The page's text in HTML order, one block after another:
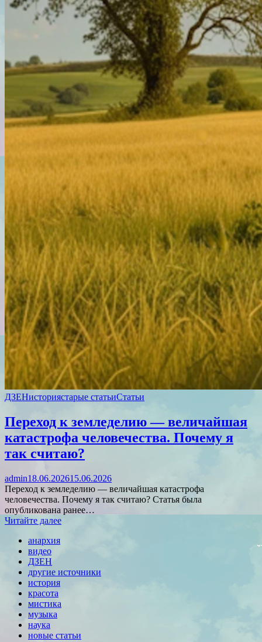
ДЗЕНисториястарые статьиСтатьи
Переход к земледелию — величайшая
катастрофа человечества. Почему я
так считаю?
admin18.06.202615.06.2026
Переход к земледелию — величайшая катастрофа
человечества. Почему я так считаю? Статья была
опубликована ранее…
Читайте далее
анархия
видео
ДЗЕН
другие источники
история
красота
мистика
музыка
наука
новые статьи